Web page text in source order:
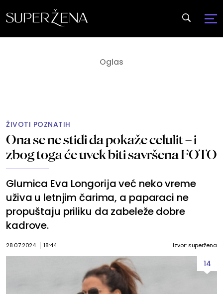
ŽIVOTI POZNATIH
Ona se ne stidi da pokaže celulit – i
zbog toga će uvek biti savršena FOTO
Glumica Eva Longorija već neko vreme
uživa u letnjim čarima, a paparaci ne
propuštaju priliku da zabeleže dobre
kadrove.
28.07.2024. 18:44 Izvor: superžena
14